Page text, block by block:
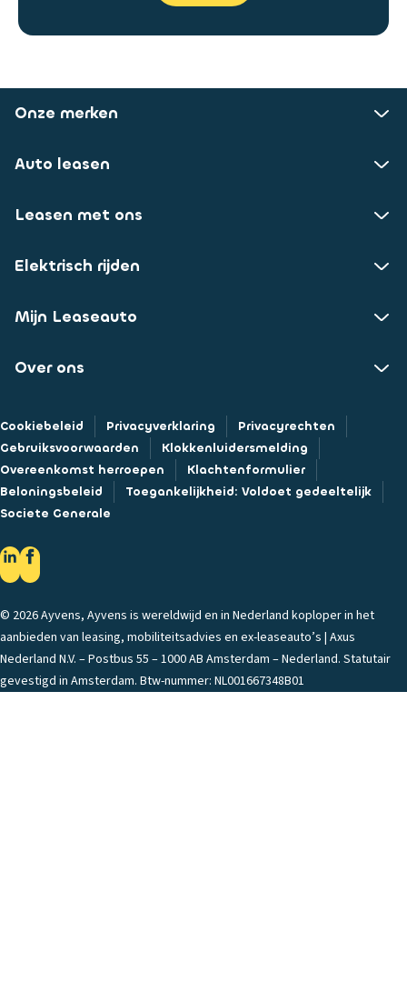
Onze merken
Auto leasen
Leasen met ons
Elektrisch rijden
Mijn Leaseauto
Over ons
Cookiebeleid Privacyverklaring
Privacyrechten
Gebruiksvoorwaarden
Klokkenluidersmelding
Overeenkomst herroepen
Klachtenformulier
Beloningsbeleid
Toegankelijkheid: Voldoet gedeeltelijk
Societe Generale
© 2026 Ayvens, Ayvens is wereldwijd en in Nederland koploper in het
aanbieden van leasing, mobiliteitsadvies en ex-leaseauto’s | Axus
Nederland N.V. – Postbus 55 – 1000 AB Amsterdam – Nederland. Statutair
gevestigd in Amsterdam. Btw-nummer: NL001667348B01